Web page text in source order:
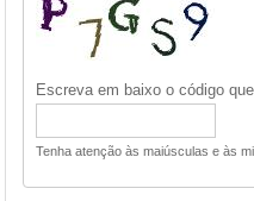
Escreva em baixo o código
Tenha atenção às maiúsculas e às